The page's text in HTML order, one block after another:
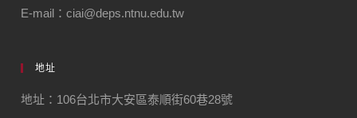
E-mail：ciai@deps.ntnu.edu.tw
地址
地址：106台北市大安區泰順街60巷28號